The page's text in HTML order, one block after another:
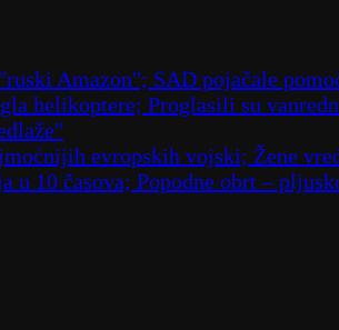
Amazon"; SAD pojačale
helikoptere; Proglasili su
evropskih vojski; Žene
u 10 časova; Popodne obrt –